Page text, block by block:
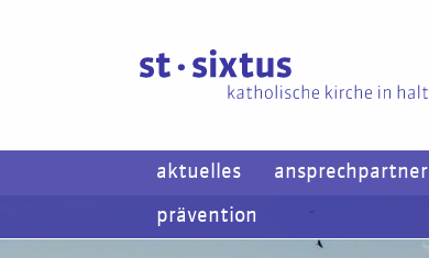
aktuelles ansprechpartner
prävention